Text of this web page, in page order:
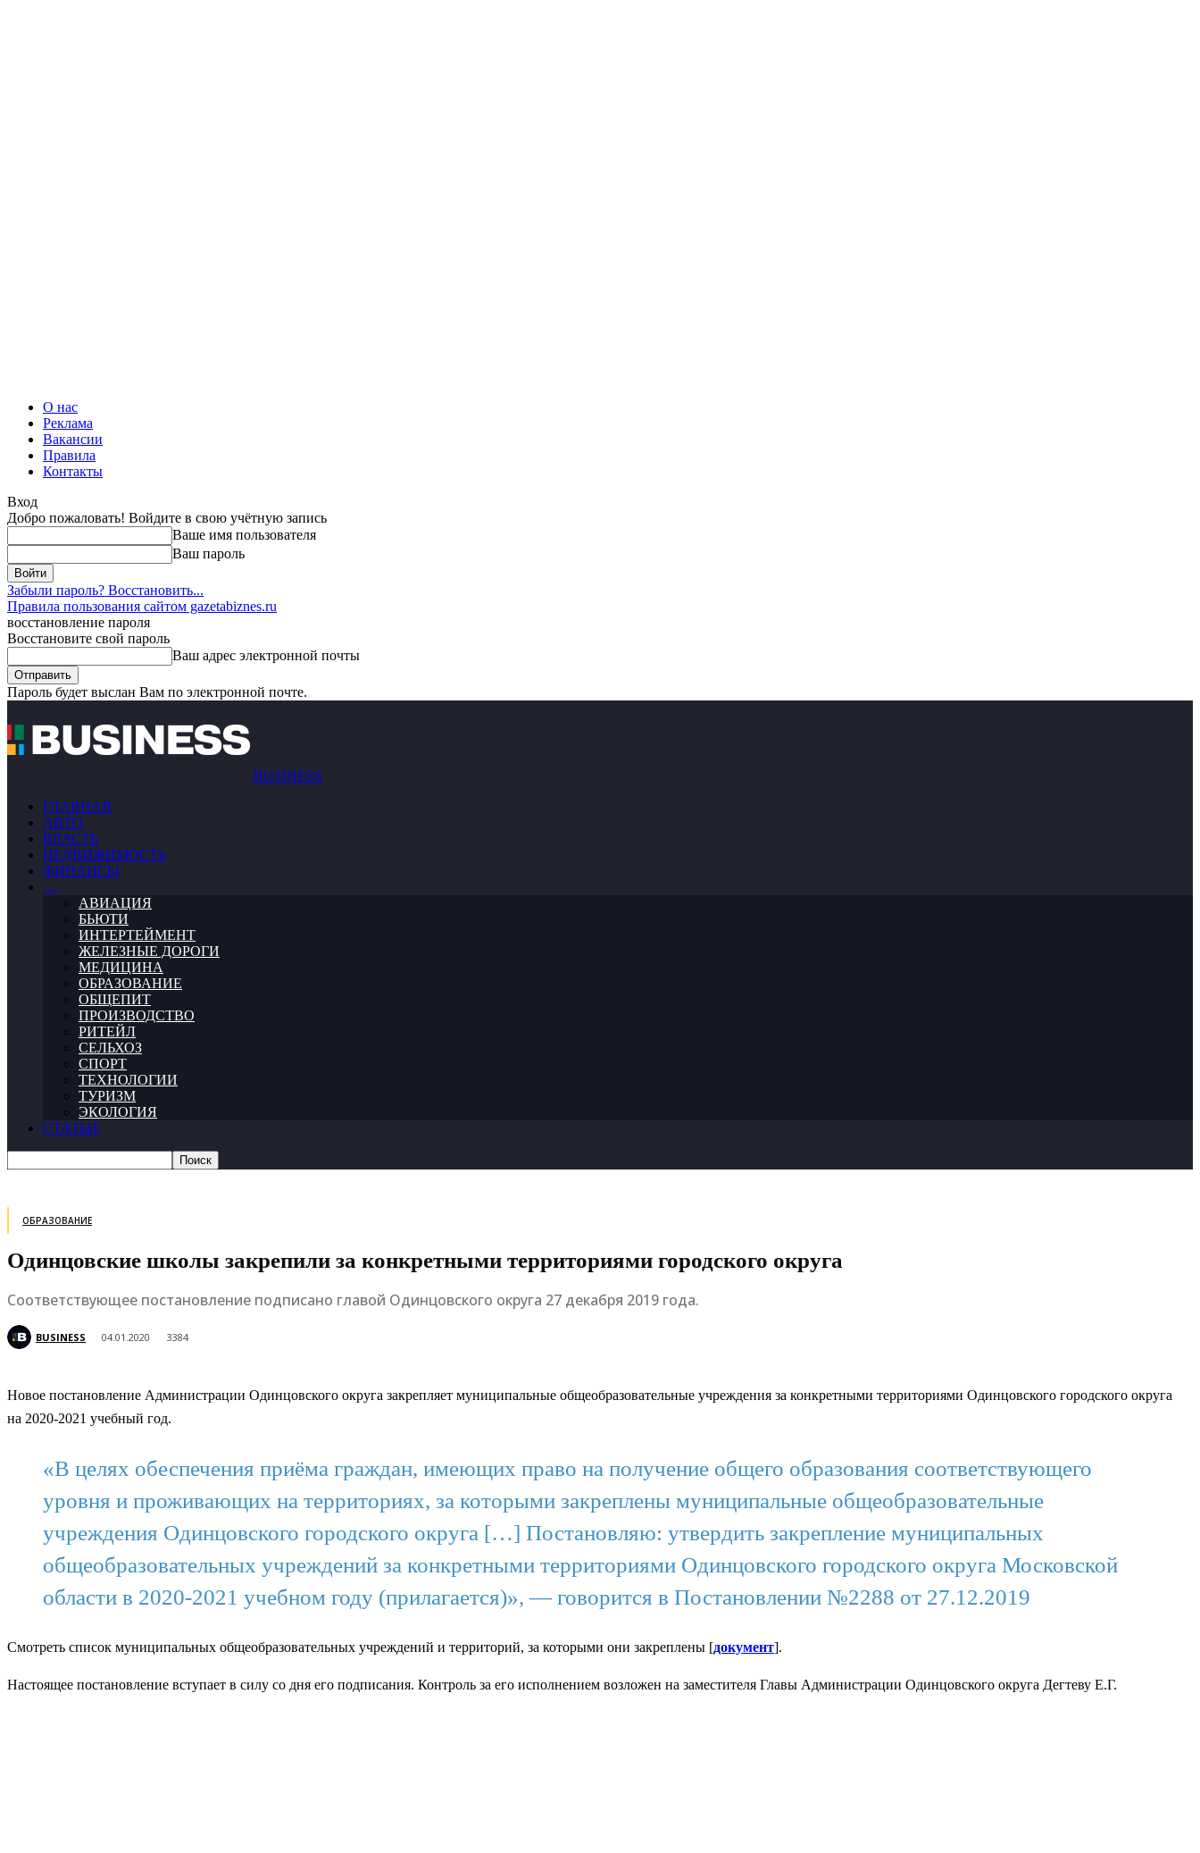
О нас
Реклама
Вакансии
Правила
Контакты
Вход
Добро пожаловать! Войдите в свою учётную запись
Ваше имя пользователя
Ваш пароль
Забыли пароль? Восстановить...
Правила пользования сайтом gazetabiznes.ru
восстановление пароля
Восстановите свой пароль
Ваш адрес электронной почты
Пароль будет выслан Вам по электронной почте.
BUSINESS
ГЛАВНАЯ
АВТО
ВЛАСТЬ
НЕДВИЖИМОСТЬ
ФИНАНСЫ
…
АВИАЦИЯ
БЬЮТИ
ИНТЕРТЕЙМЕНТ
ЖЕЛЕЗНЫЕ ДОРОГИ
МЕДИЦИНА
ОБРАЗОВАНИЕ
ОБЩЕПИТ
ПРОИЗВОДСТВО
РИТЕЙЛ
СЕЛЬХОЗ
СПОРТ
ТЕХНОЛОГИИ
ТУРИЗМ
ЭКОЛОГИЯ
СТАТЬИ
ОБРАЗОВАНИЕ
Одинцовские школы закрепили за конкретными территориями городского округа
Соответствующее постановление подписано главой Одинцовского округа 27 декабря 2019 года.
BUSINESS 04.01.2020 3384
Новое постановление Администрации Одинцовского округа закрепляет муниципальные общеобразовательные учреждения за конкретными территориями Одинцовского городского округа
на 2020-2021 учебный год.
«В целях обеспечения приёма граждан, имеющих право на получение общего образования соответствующего
уровня и проживающих на территориях, за которыми закреплены муниципальные общеобразовательные
учреждения Одинцовского городского округа […] Постановляю: утвердить закрепление муниципальных
общеобразовательных учреждений за конкретными территориями Одинцовского городского округа Московской
области в 2020-2021 учебном году (прилагается)», — говорится в Постановлении №2288 от 27.12.2019
Смотреть список муниципальных общеобразовательных учреждений и территорий, за которыми они закреплены [документ].
Настоящее постановление вступает в силу со дня его подписания. Контроль за его исполнением возложен на заместителя Главы Администрации Одинцовского округа Дегтеву Е.Г.